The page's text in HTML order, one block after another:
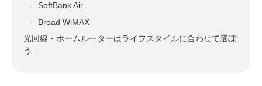
SoftBank Air
Broad WiMAX
光回線・ホームルーターはライフスタイルに合わせて選ぼ
う